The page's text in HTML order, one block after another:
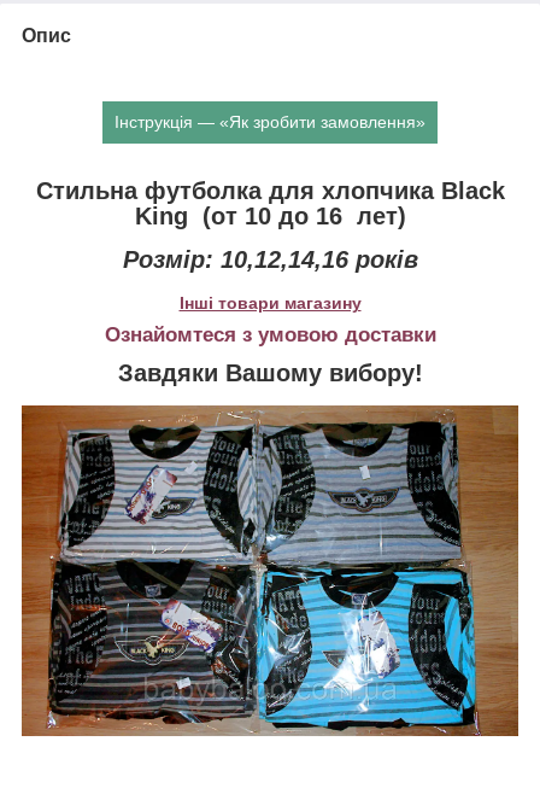
Опис
Інструкція — «Як зробити замовлення»
Стильна футболка для хлопчика Black
King (от 10 до 16 лет)
Розмір: 10,12,14,16 років
Інші товари магазину
Ознайомтеся з умовою доставки
Завдяки Вашому вибору!